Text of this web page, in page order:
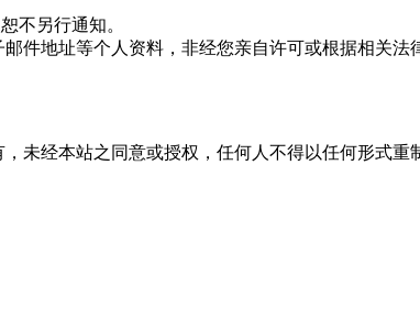
不另行通知。
件地址等个人资料，非经您亲自许可或根据相关法
未经本站之同意或授权，任何人不得以任何形式重